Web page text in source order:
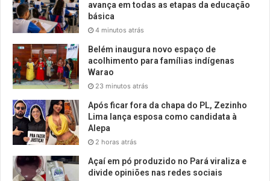
avança em todas as etapas da educação
básica
4 minutos atrás
Belém inaugura novo espaço de
acolhimento para famílias indígenas
Warao
23 minutos atrás
Após ficar fora da chapa do PL, Zezinho
Lima lança esposa como candidata à
Alepa
2 horas atrás
Açaí em pó produzido no Pará viraliza e
divide opiniões nas redes sociais